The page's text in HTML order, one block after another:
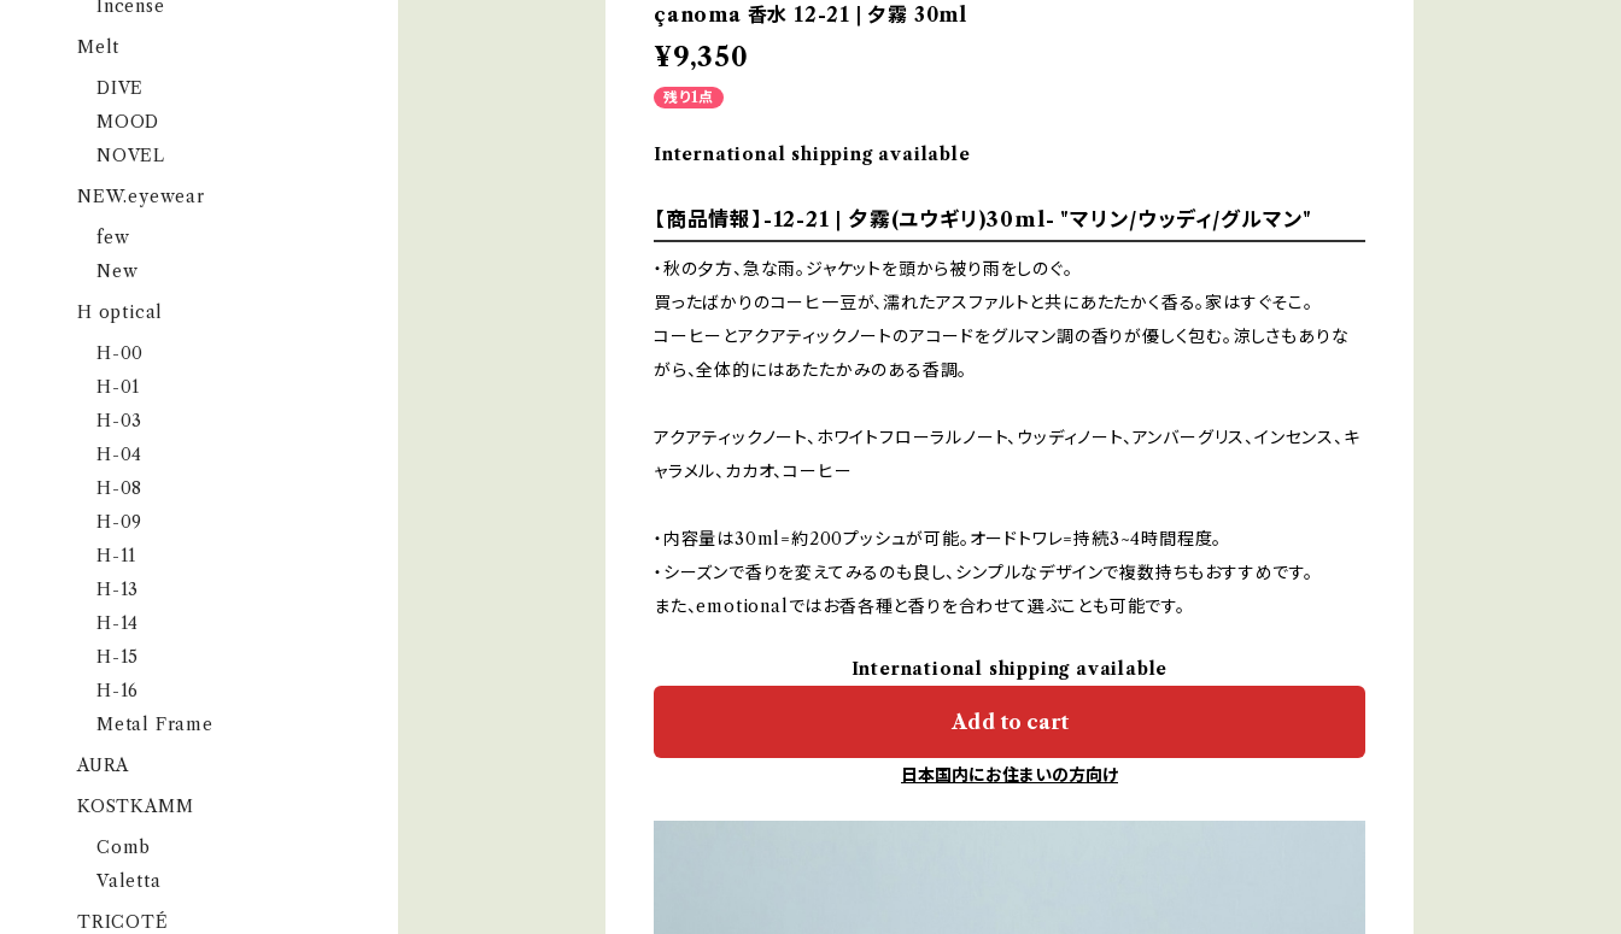
çanoma 香水 12-21 | 夕霧 30ml
¥9,350
残り1点
International shipping available
【商品情報】-12-21 | 夕霧(ユウギリ)30ml- "マリン/ウッディ/グルマン"
・秋の夕方、急な雨。ジャケットを頭から被り雨をしのぐ。
買ったばかりのコーヒ一豆が、濡れたアスファルトと共にあたたかく香る。家はすぐそこ。
コーヒーとアクアティックノートのアコードをグルマン調の香りが優しく包む。涼しさもありな
がら、全体的にはあたたかみのある香調。
アクアティックノート、ホワイトフローラルノート、ウッディノート、アンバーグリス、インセンス、キ
ャラメル、カカオ、コーヒー
・内容量は30ml=約200プッシュが可能。オードトワレ=持続3~4時間程度。
・シーズンで香りを変えてみるのも良し、シンプルなデザインで複数持ちもおすすめです。
また、emotionalではお香各種と香りを合わせて選ぶことも可能です。
International shipping available
Add to cart
日本国内にお住まいの方向け
Incense
Melt
DIVE
MOOD
NOVEL
NEW.eyewear
few
New
H optical
H-00
H-01
H-03
H-04
H-08
H-09
H-11
H-13
H-14
H-15
H-16
Metal Frame
AURA
KOSTKAMM
Comb
Valetta
TRICOTÉ